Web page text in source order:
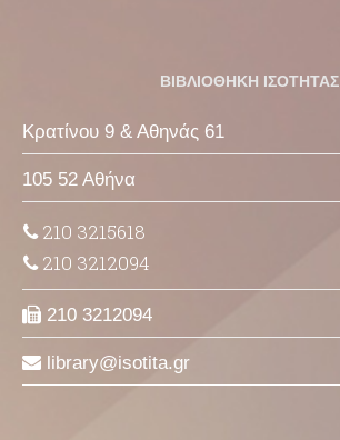
ΒΙΒΛΙΟΘΗΚΗ ΙΣΟΤΗΤΑΣ
Κρατίνου 9 & Αθηνάς 61
105 52 Αθήνα
210 3215618
210 3212094
210 3212094
library isotita gr